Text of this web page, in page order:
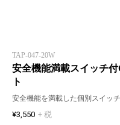
TAP-047-20W
安全機能満載スイッチ
ト
安全機能を満載した個別スイッ
¥3,550 + 税